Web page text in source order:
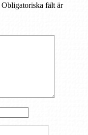
Obligatoriska fält är